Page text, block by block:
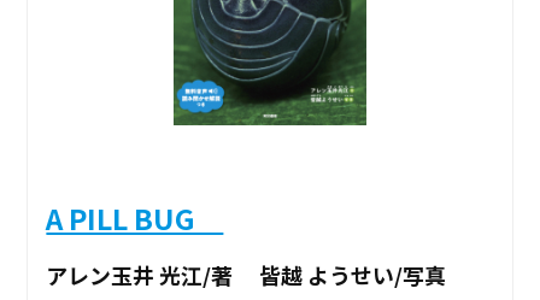
A PILL BUG
アレン玉井 光江/著 皆越 ようせい/写真